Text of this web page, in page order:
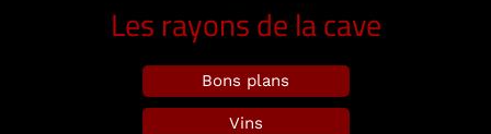
Les rayons de la cave
Bons plans
Vins